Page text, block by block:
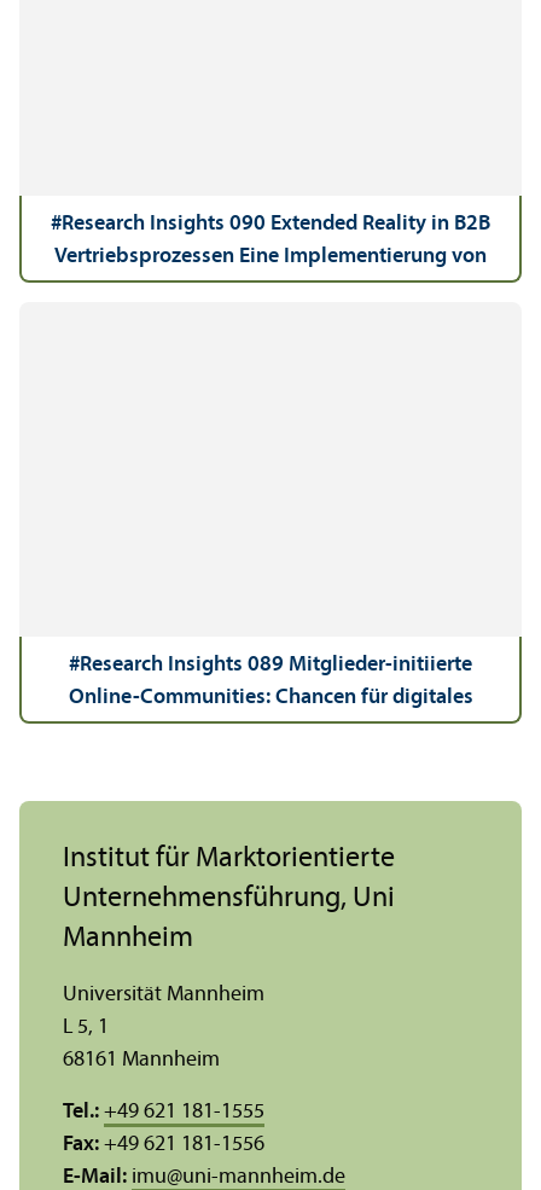
#Research Insights 090 Extended Reality in B2B
Vertriebsprozessen Eine Implementierung von
Extended Reality-Technologie entlang der B2B
#Research Insights 089 Mitglieder-initiierte
Online-Communities: Chancen für digitales
Marketing
Institut für Markt­orientierte
Unter­nehmens­führung, Uni
Mannheim
Universität Mannheim
L 5, 1
68161 Mannheim
Tel.: +49 621 181-1555
Fax: +49 621 181-1556
E-Mail: imu@uni-mannheim.de